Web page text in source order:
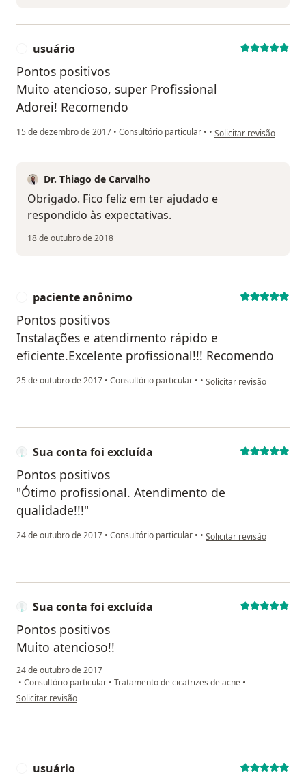
usuário
Pontos positivos
Muito atencioso, super Profissional
Adorei! Recomendo
15 de dezembro de 2017 • Consultório particular • • na opinião do utilizador
Solicitar revisão
Dr. Thiago de Carvalho
Obrigado. Fico feliz em ter ajudado e
respondido às expectativas.
18 de outubro de 2018
paciente anônimo
Pontos positivos
Instalações e atendimento rápido e
eficiente.Excelente profissional!!! Recomendo
25 de outubro de 2017 • Consultório particular • • na opinião do utilizador
Solicitar revisão
Sua conta foi excluída
Pontos positivos
"Ótimo profissional. Atendimento de
qualidade!!!"
24 de outubro de 2017 • Consultório particular • • na opinião do utilizador
Solicitar revisão
Sua conta foi excluída
Pontos positivos
Muito atencioso!!
24 de outubro de 2017
• Consultório particular • Tratamento de cicatrizes de acne •
na opinião do utilizador Sua conta foi excluída
Solicitar revisão
usuário